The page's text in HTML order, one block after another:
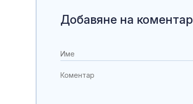
Добавяне на коментар